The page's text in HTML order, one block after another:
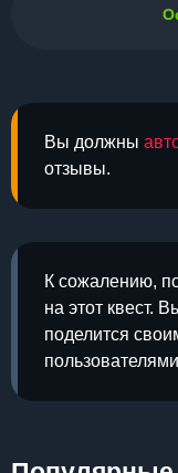
Вы должны
отзывы.
К сожалению,
на этот квест.
поделится